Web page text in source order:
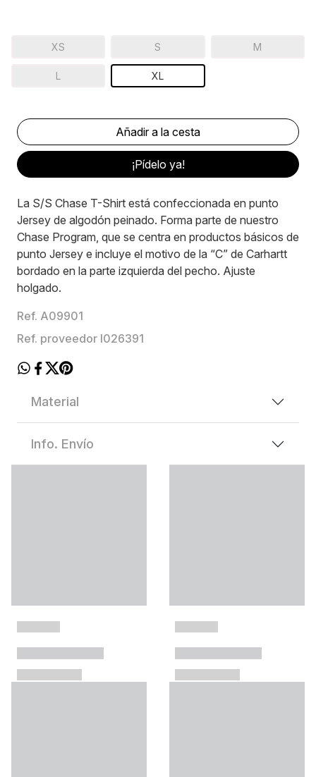
XS S M
L XL
¡Pídelo ya!
La S/S Chase T-Shirt está confeccionada en punto
Jersey de algodón peinado. Forma parte de nuestro
Chase Program, que se centra en productos básicos de
punto Jersey e incluye el motivo de la “C” de Carhartt
bordado en la parte izquierda del pecho. Ajuste
holgado.
Ref. A09901
Ref. proveedor I026391
Material
Info. Envío